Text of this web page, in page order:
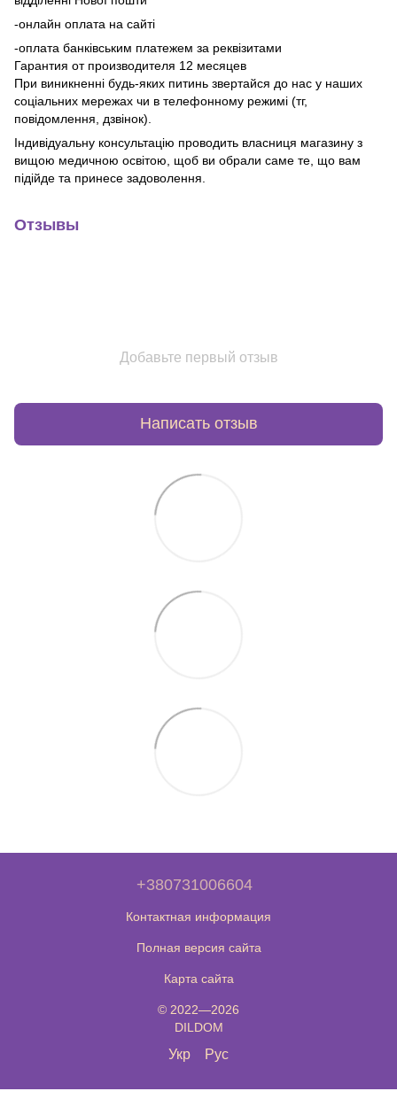
-онлайн оплата на сайті
-оплата банківським платежем за реквізитами
Гарантия от производителя 12 месяцев
При виникненні будь-яких питинь звертайся до нас у наших
соціальних мережах чи в телефонному режимі (тг,
повідомлення, дзвінок).
Індивідуальну консультацію проводить власниця магазину з
вищою медичною освітою, щоб ви обрали саме те, що вам
підійде та принесе задоволення.
Отзывы
Добавьте первый отзыв
Написать отзыв
+380731006604
Контактная информация
Полная версия сайта
Карта сайта
© 2022—2026
DILDOM
Укр Рус